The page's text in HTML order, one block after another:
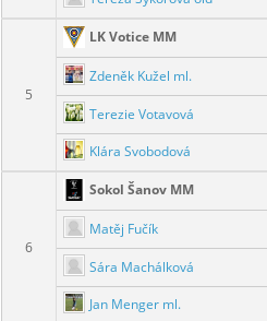
5
LK Votice MM
Zdeněk Kužel ml.
Terezie Votavová
Klára Svobodová
6
Sokol Šanov MM
Matěj Fučík
Sára Machálková
Jan Menger ml.